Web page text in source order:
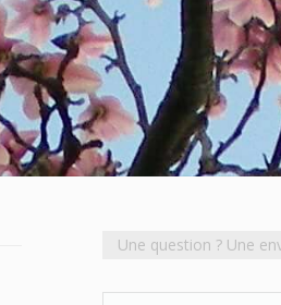
Une question ? Une